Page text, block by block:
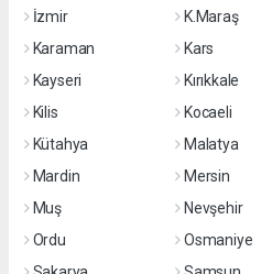
İzmir
K.Maraş
Karaman
Kars
Kayseri
Kırıkkale
Kilis
Kocaeli
Kütahya
Malatya
Mardin
Mersin
Muş
Nevşehir
Ordu
Osmaniye